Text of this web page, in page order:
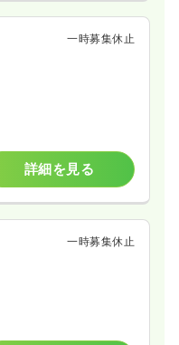
一時募集休止
詳細を見る
一時募集休止